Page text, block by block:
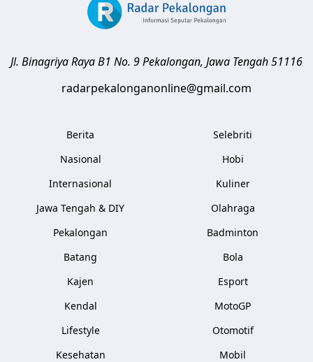
Jl. Binagriya Raya B1 No. 9Pekalongan, Jawa Tengah51116
radarpekalonganonline@gmail.com
Berita
Nasional
Internasional
Jawa Tengah & DIY
Pekalongan
Batang
Kajen
Kendal
Lifestyle
Kesehatan
Selebriti
Hobi
Kuliner
Olahraga
Badminton
Bola
Esport
MotoGP
Otomotif
Mobil